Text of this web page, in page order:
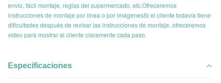
envío, fácil montaje, reglas del supermercado, etc.Ofreceremos
instrucciones de montaje por línea o por imágenesSi el cliente todavía tiene
dificultades después de revisar las instrucciones de montaje, ofreceremos
video para mostrar al cliente claramente cada paso.
Especificaciones